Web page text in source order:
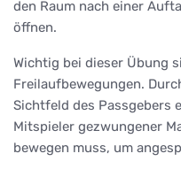
den Raum nach einer
öffnen.
Wichtig bei dieser Übung
Freilaufbewegungen.
Sichtfeld des Passgebers
Mitspieler gezwungener
bewegen muss, um